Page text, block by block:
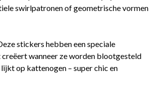
swirlpatronen of geometrische vormen
stickers hebben een speciale
wanneer ze worden blootgesteld
op kattenogen – super chic en